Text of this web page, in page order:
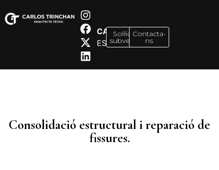
CA
ES
Sol·licitar
subvenció
Contacta-
ns
Consolidació estructural i reparació de
fissures.